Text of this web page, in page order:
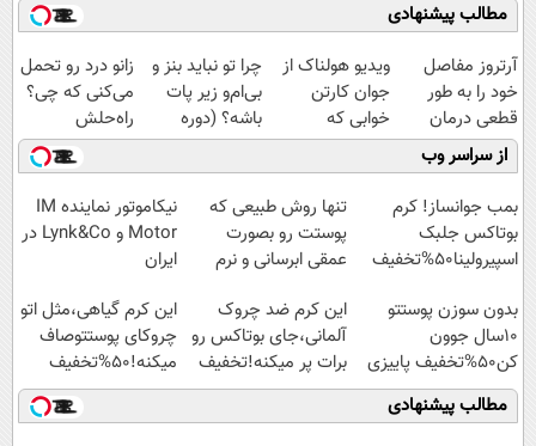
مطالب پیشنهادی
آرتروز مفاصل
خود را به طور
قطعی درمان
کنید!
◗پرسش‌نامه◖
ویدیو هولناک از
جوان کارتن
خوابی که
میلیاردر شد.
آموزش رایگان
چرا تو نباید بنز و
بی‌ام‌و زیر پات
باشه؟ (دوره
رایگان درآمد
میلیاردی)
زانو درد رو تحمل
می‌کنی که چی؟
راه‌حلش
همین‌جاست!
از سراسر وب
بمب جوانساز! کرم
بوتاکس جلبک
اسپیرولینا50%تخفیف
تنها روش طبیعی که
پوستت رو بصورت
عمقی ابرسانی و نرم
نیکاموتور نماینده IM
Motor و Lynk&Co در
ایران
بدون سوزن پوستتو
10سال جوون
کن50%تخفیف پاییزی
این کرم ضد چروک
آلمانی،جای بوتاکس رو
برات پر میکنه!تخفیف
تا امشب
این کرم گیاهی،مثل اتو
چروکای پوستتوصاف
میکنه!50%تخفیف
مطالب پیشنهادی